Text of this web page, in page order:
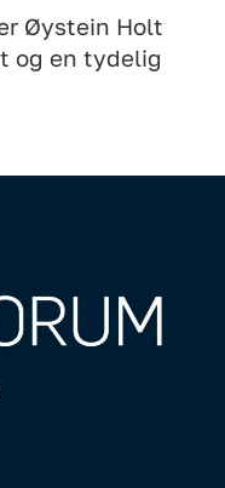
Øystein Holt
og en tydelig